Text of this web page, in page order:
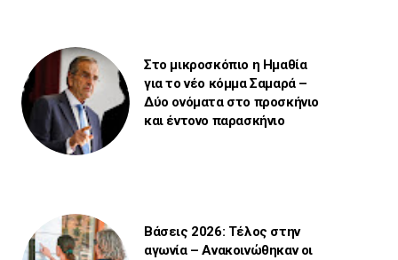
Στο μικροσκόπιο η Ημαθία
για το νέο κόμμα Σαμαρά –
Δύο ονόματα στο προσκήνιο
και έντονο παρασκήνιο
Βάσεις 2026: Τέλος στην
αγωνία – Ανακοινώθηκαν οι